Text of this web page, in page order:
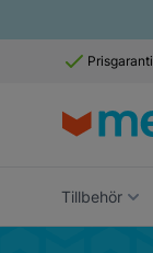
Tillbehör